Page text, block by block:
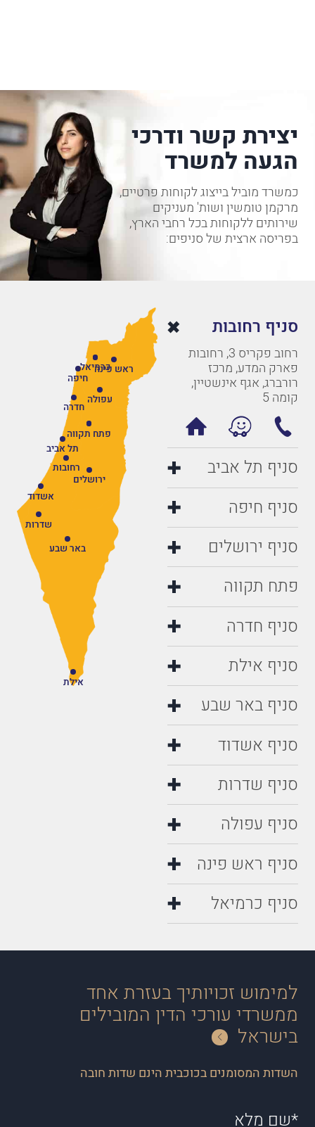
יצירת קשר ודרכי
הגעה למשרד
כמשרד מוביל בייצוג לקוחות פרטיים,
מרקמן טומשין ושות' מעניקים
שירותים ללקוחות בכל רחבי הארץ,
בפריסה ארצית של סניפים:
סניף רחובות
רחוב פקריס 3, רחובות
פארק המדע, מרכז
רורברג, אגף אינשטיין,
קומה 5
סניף תל אביב
סניף חיפה
סניף ירושלים
פתח תקווה
סניף חדרה
סניף אילת
סניף באר שבע
סניף אשדוד
סניף שדרות
סניף עפולה
סניף ראש פינה
סניף כרמיאל
רחובות
תל אביב
חיפה
ירושלים
פתח תקווה
חדרה
אילת
באר שבע
אשדוד
שדרות
עפולה
ראש פינהכרמיאל
למימוש זכויותיך בעזרת אחד
ממשרדי עורכי הדין המובילים
בישראל
השדות המסומנים בכוכבית הינם שדות חובה